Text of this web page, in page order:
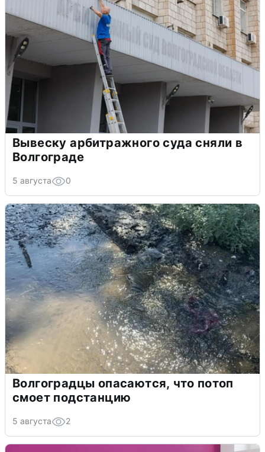
Вывеску арбитражного суда сняли в
Волгограде
5 августа 0
Волгоградцы опасаются, что потоп
смоет подстанцию
5 августа 2